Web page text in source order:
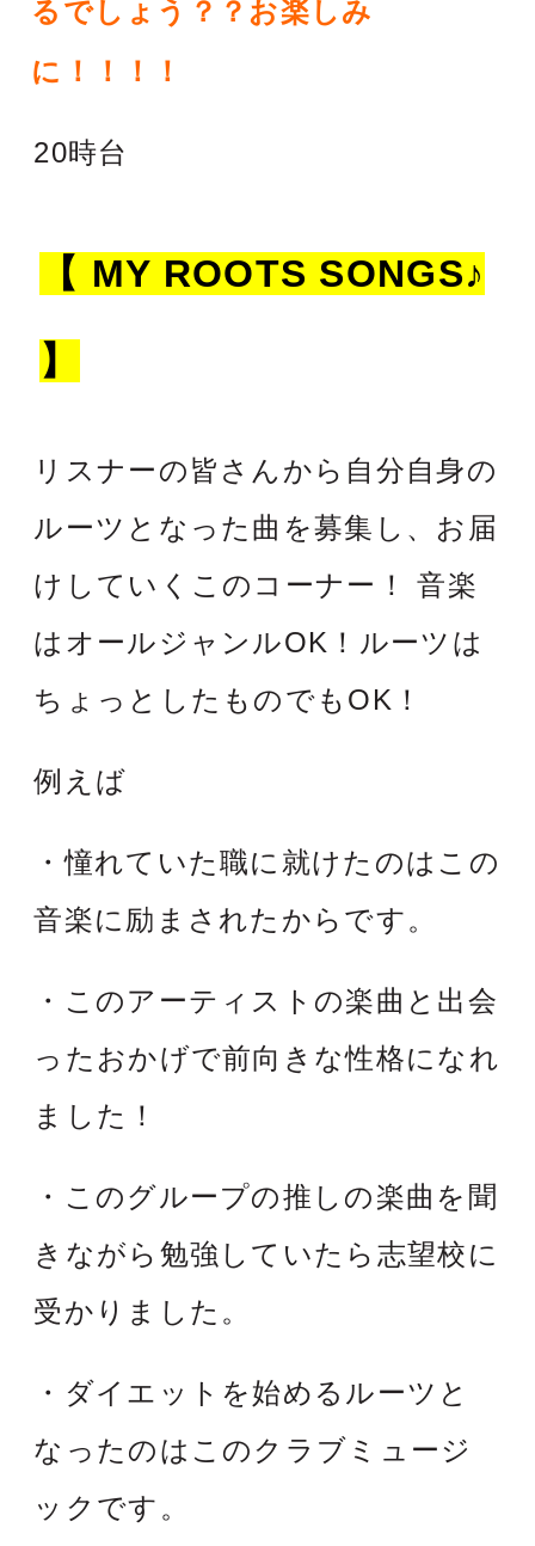
るでしょう？？お楽しみ
に！！！！
20時台
【 MY ROOTS SONGS♪
】
リスナーの皆さんから自分自身の
ルーツとなった曲を募集し、お届
けしていくこのコーナー！ 音楽
はオールジャンルOK！ルーツは
ちょっとしたものでもOK！
例えば
・憧れていた職に就けたのはこの
音楽に励まされたからです。
・このアーティストの楽曲と出会
ったおかげで前向きな性格になれ
ました！
・このグループの推しの楽曲を聞
きながら勉強していたら志望校に
受かりました。
・ダイエットを始めるルーツと
なったのはこのクラブミュージ
ックです。